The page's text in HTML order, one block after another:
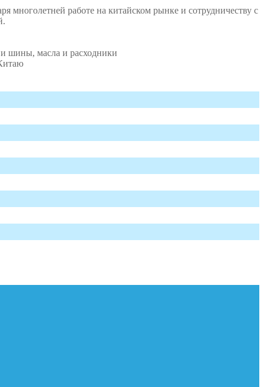
многолетней работе на китайском рынке и сотрудничеству с
и шины, масла и расходники